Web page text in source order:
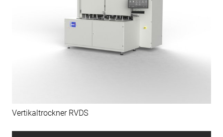
Vertikaltrockner RVDS